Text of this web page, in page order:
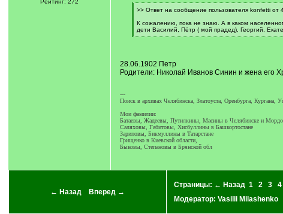
Рейтинг: 272
[
]
>> Ответ на сообщение пользователя konfetti от
К сожалению, пока не знаю. А в каком
дети Василий, Пётр ( мой прадед), Георгий,
[
28.06.1902 Петр
Родители: Николай Иванов Синин и жена его
---
Поиск в архивах Челябинска, Златоуста, Оренбурга, Кургана,
Мои фамилии:
Батаевы, Жадеевы, Путилкины, Масины в Челябинске и
Саляховы, Габитовы, Хисбуллины в Башкортостане
Зариповы, Бикмуллины в Татарстане
Грищенко в Киевской области,
Быковы, Степановы в Брянской обл
← Назад Вперед →
Страницы: ← Назад 1 2 3 4
Модератор: Vasilii Milashenko